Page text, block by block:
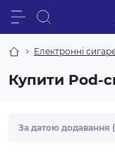
Електронні
Купити Pod-